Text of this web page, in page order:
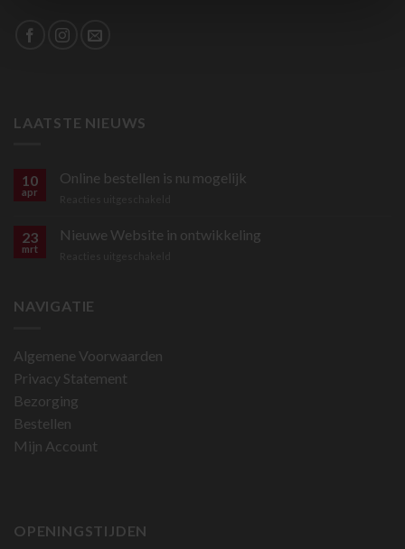
LAATSTE NIEUWS
10
apr
Online bestellen is nu mogelijk
bestellen
23
mrt
Nieuwe Website in ontwikkeling
NAVIGATIE
Algemene Voorwaarden
Privacy Statement
Bezorging
Bestellen
Mijn Account
OPENINGSTIJDEN